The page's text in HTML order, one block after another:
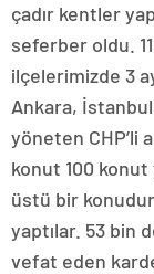
çadır kentler
seferber oldu.
ilçelerimizde 3
Ankara,
yöneten CHP’li
konut 100
üstü bir
yaptılar. 53 bin
vefat eden